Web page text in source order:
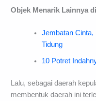
Objek Menarik Lainnya
Jembatan Cinta,
Tidung
10 Potret
Lalu, sebagai daerah
membentuk daerah ini